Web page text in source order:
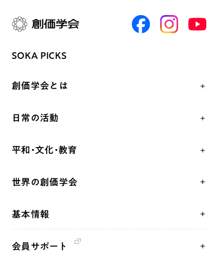
SOKA PICKS
創価学会とは
祈り
聖典
釈尊～法華経
創価学会の三代会長
日常の活動
座談会
仏法を語る
年間の活動について
平和・文化・教育
「人権文化」「ジェンダー平等」を促進
人道支援
世界の創価学会
基本情報
会員サポート